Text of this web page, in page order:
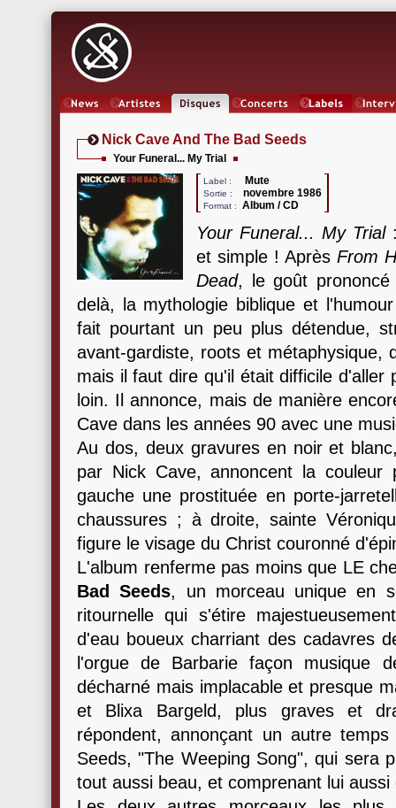
Nick Cave And The Bad Seeds
Your Funeral... My Trial
Label : Mute
Sortie : novembre 1986
Format : Album / CD
Your Funeral... My Trial:
et simple ! Après From
Dead, le goût
delà, la mythologie biblique et
fait pourtant un peu plus détendue,
avant-gardiste, roots et métaphysique,
mais il faut dire qu'il était difficile d'aller
loin. Il annonce, mais de manière
Cave dans les années 90 avec une
Au dos, deux gravures en noir et
par Nick Cave, annoncent la
gauche une prostituée en porte-
chaussures ; à droite, sainte
figure le visage du Christ couronné
L'album renferme pas moins que LE
Bad Seeds, un morceau unique en
ritournelle qui s'étire
d'eau boueux charriant des cadavres
l'orgue de Barbarie façon musique
décharné mais implacable et presque
et Blixa Bargeld, plus graves et
répondent, annonçant un autre
Seeds, "The Weeping Song", qui sera
tout aussi beau, et comprenant lui aussi